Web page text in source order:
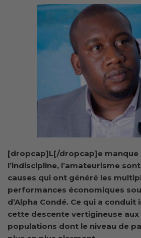
[dropcap]L[/dropcap]e manque
l’indiscipline, l’amateurisme
causes qui ont généré les
performances économiques
d’Alpha Condé. Ce qui a
cette descente vertigineuse aux
populations dont le niveau de